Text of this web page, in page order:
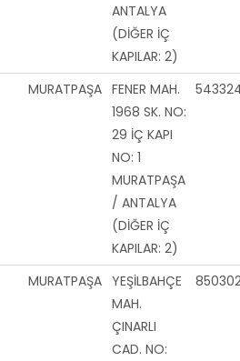
ANTALYA
(DİĞER İÇ
KAPILAR: 2)
MURATPAŞA FENER MAH.
1968 SK. NO:
29 İÇ KAPI
NO: 1
MURATPAŞA
/ ANTALYA
(DİĞER İÇ
KAPILAR: 2)
MURATPAŞA YEŞİLBAHÇE
MAH.
ÇINARLI
CAD. NO: